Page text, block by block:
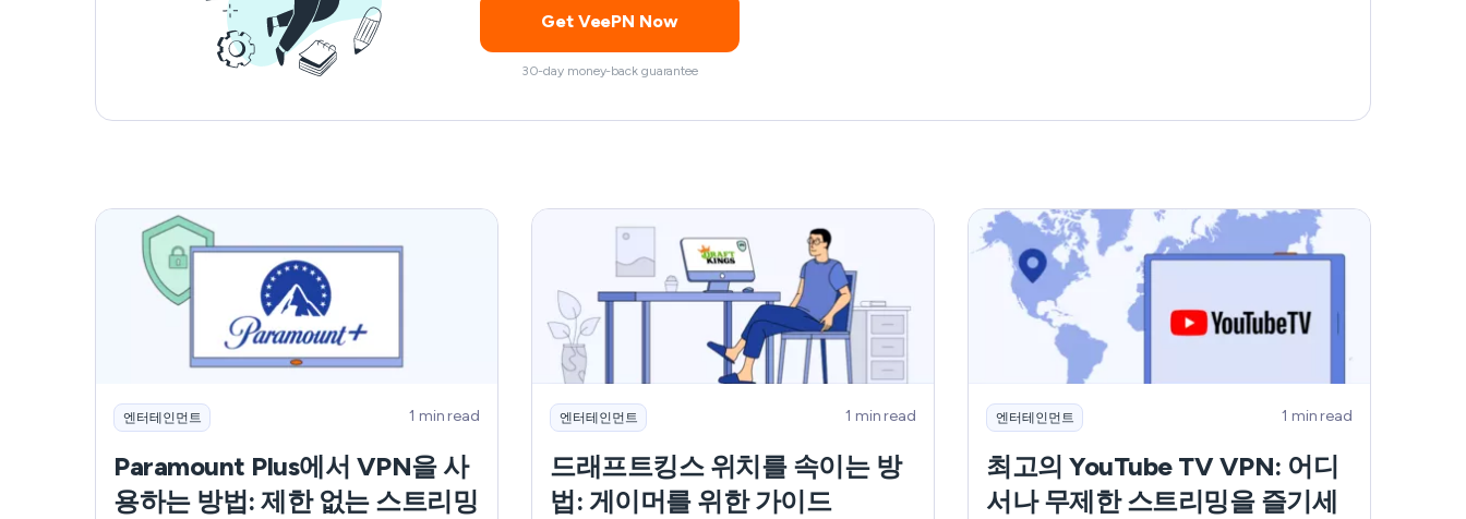
Get VeePN Now
30-day money-back guarantee
엔터테인먼트 1 min read
Paramount Plus에서 VPN을 사
용하는 방법: 제한 없는 스트리밍
엔터테인먼트 1 min read
드래프트킹스 위치를 속이는 방
법: 게이머를 위한 가이드
엔터테인먼트 1 min read
최고의 YouTube TV VPN: 어디
서나 무제한 스트리밍을 즐기세